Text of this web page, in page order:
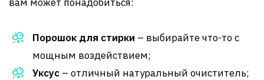
Порошок для стирки – выбирайте что-то с
мощным воздействием;
Уксус – отличный натуральный очиститель;